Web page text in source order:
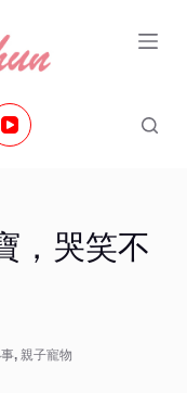
，哭笑不
, 親子寵物